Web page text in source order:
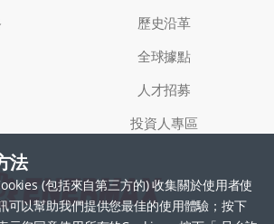
法
(包括來自第三方的) 收集關於使用者使
可以幫助我們提供您最佳的使用體驗；按下
歷史沿革
全球據點
人才招募
投資人專區